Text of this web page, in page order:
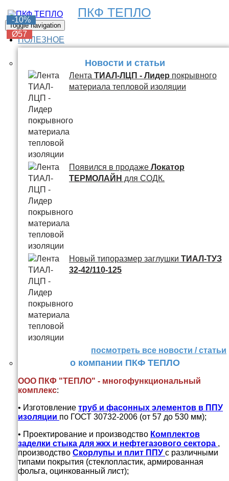
ПКФ ТЕПЛО
Toggle navigation
ПОЛЕЗНОЕ
Новости и статьи
Лента ТИАЛ-ЛЦП - Лидер покрывного
материала тепловой изоляции
Появился в продаже Локатор
ТЕРМОЛАЙН для СОДК.
Новый типоразмер заглушки ТИАЛ-ТУЗ
32-42/110-125
посмотреть все новости / статьи
о компании ПКФ ТЕПЛО
ООО ПКФ "ТЕПЛО" - многофункциональный
комплекс:
• Изготовление труб и фасонных элементов в ППУ
изоляции по ГОСТ 30732-2006 (от 57 до 530 мм);
• Проектирование и производство Комплектов
заделки стыка для жкх и нефтегазового сектора ,
производство Скорлупы и плит ППУ с различными
типами покрытия (стеклопластик, армированная
фольга, оцинкованный лист);
-6%
Ø57
-6%
Ø57
-6%
Ø57
-6%
Ø57
-10%
Ø57